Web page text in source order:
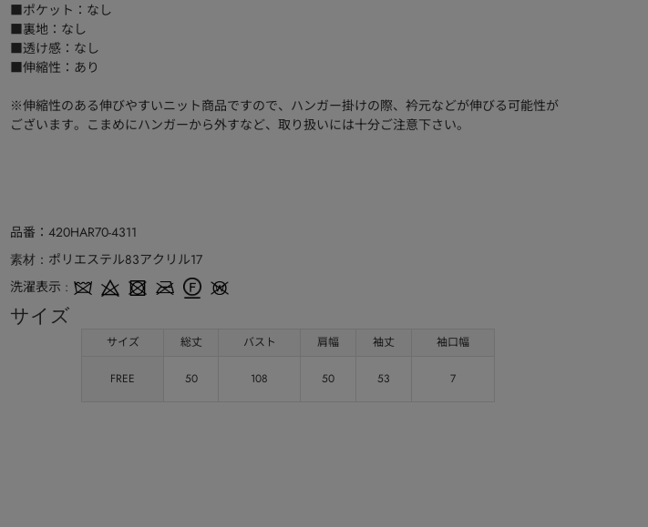
■ポケット：なし
■裏地：なし
■透け感：なし
■伸縮性：あり
※伸縮性のある伸びやすいニット商品ですので、ハンガー掛けの際、衿元などが伸びる可能性が
ございます。こまめにハンガーから外すなど、取り扱いには十分ご注意下さい。
品番 420HAR70-4311
素材
ポリエステル83アクリル17
洗濯表示
サイズ
サイズ 総丈 バスト 肩幅 袖丈 袖口幅
FREE 50 108 50 53 7